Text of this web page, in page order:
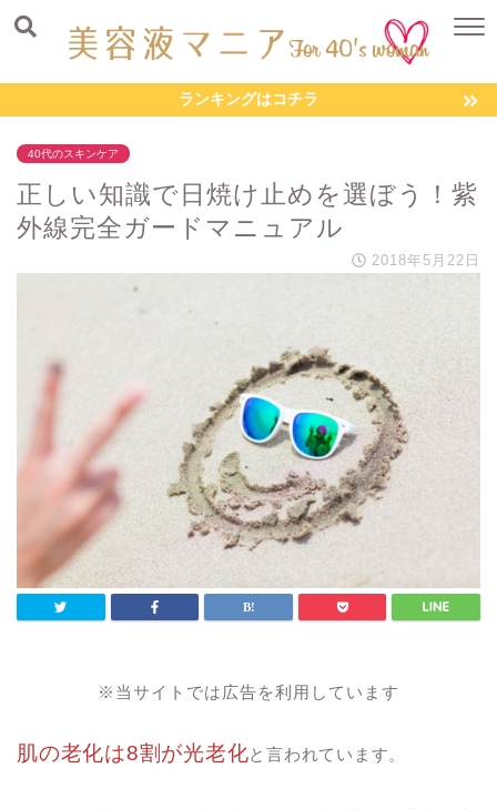
ランキングはコチラ
40代のスキンケア
正しい知識で日焼け止めを選ぼう！紫
外線完全ガードマニュアル
2018年5月22日
※当サイトでは広告を利用しています
肌の老化は8割が光老化と言われています。